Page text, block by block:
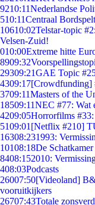
9210:11Nederlandse
510:11Centraal
10610:02Telstar-topic
Velsen-Zuid!
010:00Extreme hitte
8909:32
29309:21GAE Topic
4309:17[Crowdfunding]
3709:11Masters of the
18509:11NEC #77: Wat
4209:05Horrorfilms
5109:01 [Netflix #210]
16308:231993:
10108:18De
8408:152010:
408:03Podcasts
26007:50[Videoland]
vooruitkijkers
26707:43Totale